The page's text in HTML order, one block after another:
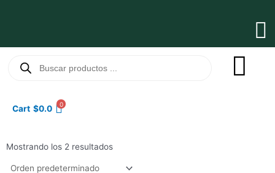
productos
Cart $0.0 0
Mostrando los 2 resultados